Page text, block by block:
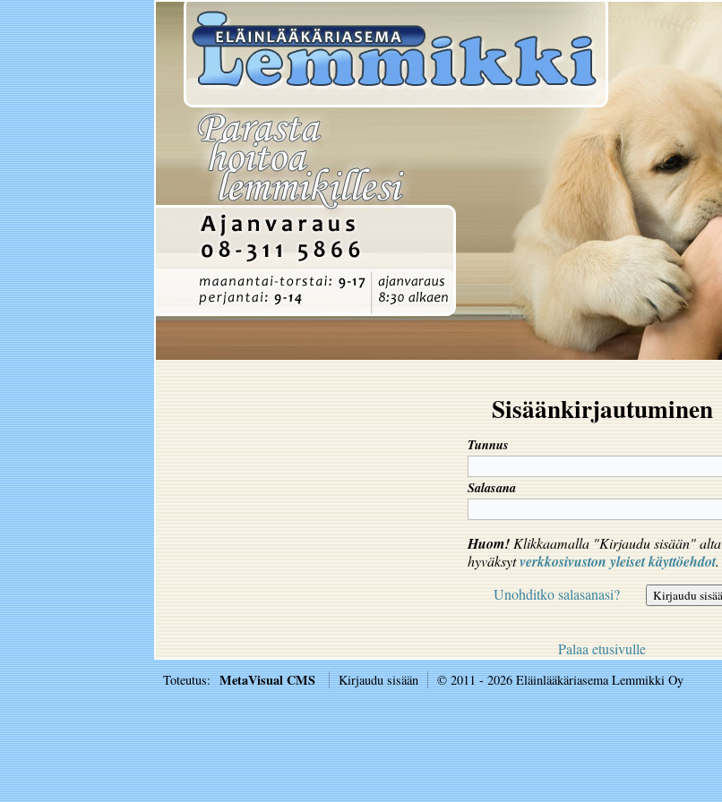
Sisäänkirjautuminen
Tunnus
Salasana
Huom! Klikkaamalla "Kirjaudu sisään" alta
hyväksytverkkosivuston yleiset käyttöehdot.
Unohditko salasanasi?
Palaa etusivulle
Toteutus: MetaVisual CMS Kirjaudu sisään © 2011 - 2026 Eläinlääkäriasema Lemmikki Oy